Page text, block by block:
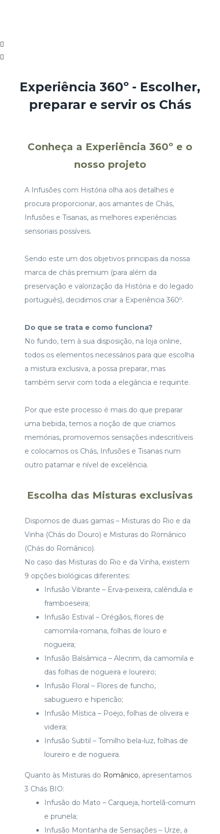
Experiência 360º - Escolher,
preparar e servir os Chás
Conheça a Experiência 360º e o
nosso projeto
A Infusões com História olha aos detalhes e
procura proporcionar, aos amantes de Chás,
Infusões e Tisanas, as melhores experiências
sensoriais possíveis.
Sendo este um dos objetivos principais da nossa
marca de chás premium (para além da
preservação e valorização da História e do legado
português), decidimos criar a Experiência 360º.
Do que se trata e como funciona?
No fundo, tem à sua disposição, na loja online,
todos os elementos necessários para que escolha
a mistura exclusiva, a possa preparar, mas
também servir com toda a elegância e requinte.
Por que este processo é mais do que preparar
uma bebida, temos a noção de que criamos
memórias, promovemos sensações indescritíveis
e colocamos os Chás, Infusões e Tisanas num
outro patamar e nível de excelência.
Escolha das Misturas exclusivas
Dispomos de duas gamas – Misturas do Rio e da
Vinha (Chás do Douro) e Misturas do Românico
(Chás do Românico).
No caso das Misturas do Rio e da Vinha, existem
9 opções biológicas diferentes:
Infusão Vibrante – Erva-peixeira, calêndula e
framboeseira;
Infusão Estival – Orégãos, flores de
camomila-romana, folhas de louro e
nogueira;
Infusão Balsâmica – Alecrim, da camomila e
das folhas de nogueira e loureiro;
Infusão Floral – Flores de funcho,
sabugueiro e hipericão;
Infusão Mística – Poejo, folhas de oliveira e
videira;
Infusão Subtil – Tomilho bela-luz, folhas de
loureiro e de nogueira.
Quanto às Misturas do Românico, apresentamos
3 Chás BIO:
Infusão do Mato – Carqueja, hortelã-comum
e prunela;
Infusão Montanha de Sensações – Urze, a